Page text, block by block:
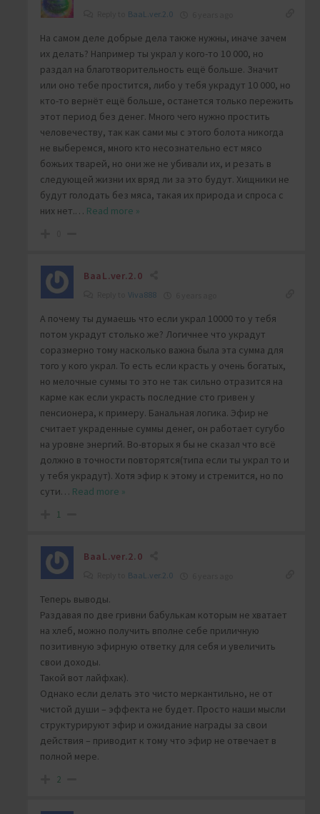
BaaL.ver.2.0
На самом деле добрые дела также нужны, иначе зачем
их делать? Например ты украл у кого-то 10 000, но
раздал на благотворительность ещё больше. Значит
или оно тебе простится, либо у тебя украдут 10 000, но
кто-то вернёт ещё больше, останется только пережить
этот период без денег. Много чего нужно простить
человечеству, так как сами мы с этого болота никогда
не выберемся, много кто несознательно ест мясо
божьих тварей, но они же не убивали их, и резать в
следующей жизни их вряд ли за это будут. Хищники не
будут голодать без мяса, такая их природа и спроса с
них нет.… Read more »
BaaL.ver.2.0
Viva888
А почему ты думаешь что если украл 10000 то у тебя
потом украдут столько же? Логичнее что украдут
соразмерно тому насколько важна была эта сумма для
того у кого украл. То есть если красть у очень богатых,
но мелочные суммы то это не так сильно отразится на
карме как если украсть последние сто гривен у
пенсионера, к примеру. Банальная логика. Эфир не
считает украденные суммы денег, он работает сугубо
на уровне энергий. Во-вторых я бы не сказал что всё
должно в точности повторятся(типа если ты украл то и
у тебя украдут). Хотя эфир к этому и стремится, но по
сути… Read more »
1
BaaL.ver.2.0
BaaL.ver.2.0
Теперь выводы.
Раздавая по две гривни бабулькам которым не хватает
на хлеб, можно получить вполне себе приличную
позитивную эфирную ответку для себя и увеличить
свои доходы.
Такой вот лайфхак).
Однако если делать это чисто меркантильно, не от
чистой души – эффекта не будет. Просто наши мысли
структурируют эфир и ожидание награды за свои
действия – приводит к тому что эфир не отвечает в
полной мере.
2